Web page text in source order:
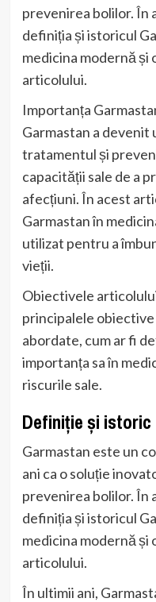
prevenirea bolilor. În
definiția și istoricul
medicina modernă și
articolului.
Importanța
Garmastan a
tratamentul și
capacității sale de a
afecțiuni. În acest
Garmastan în
utilizat pentru a
vieții.
Obiectivele
principalele
abordate, cum ar fi
importanța sa în
riscurile sale.
Definiție și istoric
Garmastan este un
ani ca o soluție
prevenirea bolilor. În
definiția și istoricul
medicina modernă și
articolului.
În ultimii ani,